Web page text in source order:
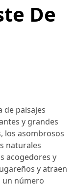
De
de paisajes
y grandes
los asombrosos
naturales
acogedores y
y atraen
un número